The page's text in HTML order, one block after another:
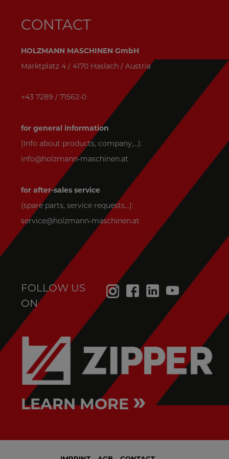
CONTACT
HOLZMANN MASCHINEN GmbH
Marktplatz 4 / 4170 Haslach / Austria
+43 7289 / 71562-0
for general information
(Info about products, company,...):
info@holzmann-maschinen.at
for after-sales service
(spare parts, service requests,..):
service@holzmann-maschinen.at
FOLLOW US
ON
LEARN MORE »